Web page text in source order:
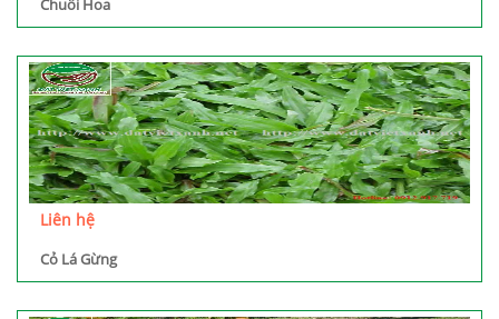
Chuối Hoa
Liên hệ
Cỏ Lá Gừng